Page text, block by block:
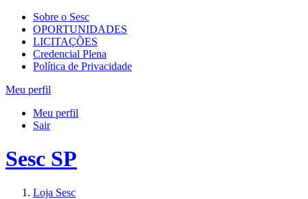
Sobre o Sesc
OPORTUNIDADES
LICITAÇÕES
Credencial Plena
Política de Privacidade
Meu perfil
Meu perfil
Sair
Sesc SP
Loja Sesc